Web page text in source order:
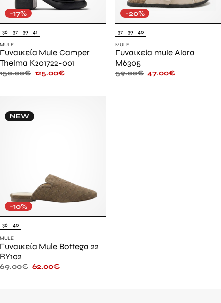
-17%
36 37 39 41
MULE
Γυναικεία Mule Camper
Thelma K201722-001
150.00€ 125.00€
-20%
37 39 40
MULE
Γυναικεία mule Aiora
M6305
59.00€ 47.00€
NEW
-10%
36 40
MULE
Γυναικεία Mule Bottega 22
RY102
69.00€ 62.00€